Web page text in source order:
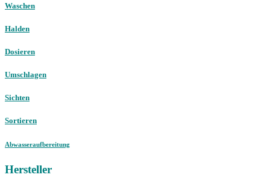
Waschen
Halden
Dosieren
Umschlagen
Sichten
Sortieren
Abwasseraufbereitung
Hersteller